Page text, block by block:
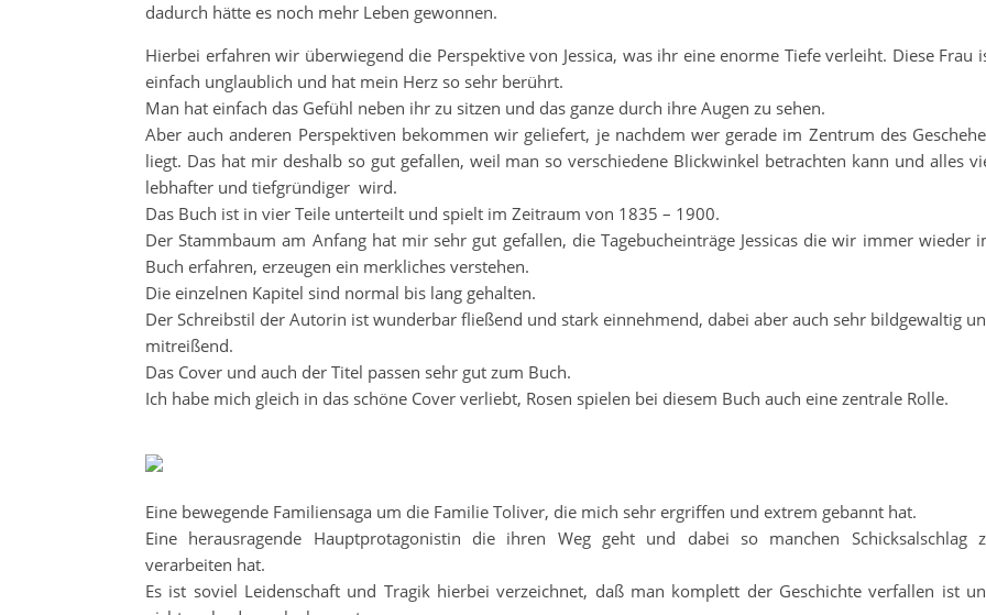
dadurch hätte es noch mehr Leben gewonnen.
Hierbei erfahren wir überwiegend die Perspektive von Jessica, was ihr eine enorme Tiefe verleiht. Diese Frau
einfach unglaublich und hat mein Herz so sehr berührt.
Man hat einfach das Gefühl neben ihr zu sitzen und das ganze durch ihre Augen zu sehen.
Aber auch anderen Perspektiven bekommen wir geliefert, je nachdem wer gerade im Zentrum des
liegt. Das hat mir deshalb so gut gefallen, weil man so verschiedene Blickwinkel betrachten kann und alles
lebhafter und tiefgründiger wird.
Das Buch ist in vier Teile unterteilt und spielt im Zeitraum von 1835 – 1900.
Der Stammbaum am Anfang hat mir sehr gut gefallen, die Tagebucheinträge Jessicas die wir immer wieder
Buch erfahren, erzeugen ein merkliches verstehen.
Die einzelnen Kapitel sind normal bis lang gehalten.
Der Schreibstil der Autorin ist wunderbar fließend und stark einnehmend, dabei aber auch sehr bildgewaltig
mitreißend.
Das Cover und auch der Titel passen sehr gut zum Buch.
Ich habe mich gleich in das schöne Cover verliebt, Rosen spielen bei diesem Buch auch eine zentrale Rolle.
Eine bewegende Familiensaga um die Familie Toliver, die mich sehr ergriffen und extrem gebannt hat.
Eine herausragende Hauptprotagonistin die ihren Weg geht und dabei so manchen Schicksalschlag
verarbeiten hat.
Es ist soviel Leidenschaft und Tragik hierbei verzeichnet, daß man komplett der Geschichte verfallen ist